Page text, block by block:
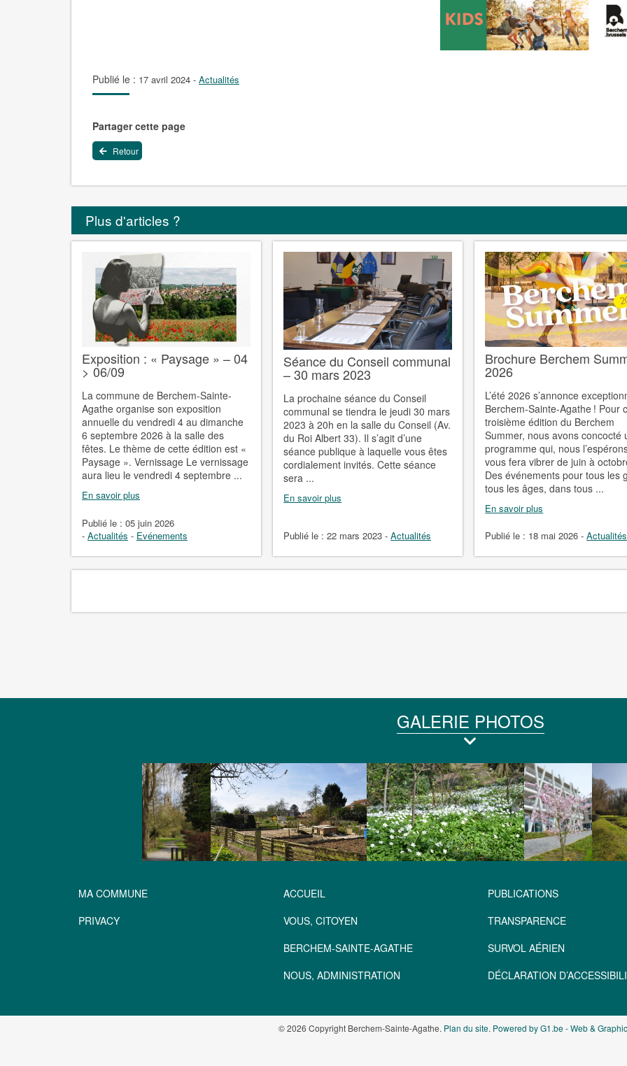
Publié le : 17 avril 2024 - Actualités
Partager cette page
Retour
Plus d'articles ?
Exposition : « Paysage » – 04
> 06/09
La commune de Berchem-Sainte-
Agathe organise son exposition
annuelle du vendredi 4 au dimanche
6 septembre 2026 à la salle des
fêtes. Le thème de cette édition est «
Paysage ». Vernissage Le vernissage
aura lieu le vendredi 4 septembre ...
En savoir plus
Publié le : 05 juin 2026
- Actualités - Evénements
Séance du Conseil communal
– 30 mars 2023
La prochaine séance du Conseil
communal se tiendra le jeudi 30 mars
2023 à 20h en la salle du Conseil (Av.
du Roi Albert 33). Il s’agit d’une
séance publique à laquelle vous êtes
cordialement invités. Cette séance
sera ...
En savoir plus
Publié le :22 mars 2023 -Actualités
Brochure Berchem
2026
L’été 2026 s’annonce
Berchem-Sainte-Agathe ! Pour
troisième édition du Berchem
Summer, nous avons concocté
programme qui, nous
vous fera vibrer de juin à
Des événements pour tous les
tous les âges, dans tous ...
En savoir plus
Publié le : 18 mai 2026 -Actualités
GALERIE PHOTOS
MA COMMUNE
PRIVACY
ACCUEIL
VOUS, CITOYEN
BERCHEM-SAINTE-AGATHE
NOUS, ADMINISTRATION
PUBLICATIONS
TRANSPARENCE
SURVOL AÉRIEN
DÉCLARATION
© 2026 Copyright Berchem-Sainte-Agathe. Plan du site. Powered by G1.be - Web &